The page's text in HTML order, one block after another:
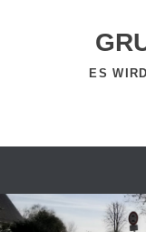
ES
Zum
Inhalt